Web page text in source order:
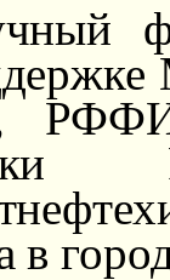
РФФИ,
в